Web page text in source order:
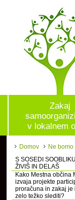
Zakaj
v lokalnem
Domov
Ne
S SOSEDI
ŽIVIŠ IN DELAŠ
Kako Mestna občina
izvaja projekte
proračuna in zakaj je
zelo težko slediti?